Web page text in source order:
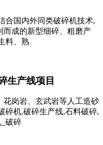
合国内外同类破碎机技术,
而成的新型细碎、粗磨产
料、熟
生产线项目
岗岩、玄武岩等人工造砂
碎机,破碎生产线,石料破碎,
破碎